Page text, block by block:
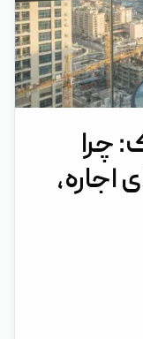
چرا
اجاره،